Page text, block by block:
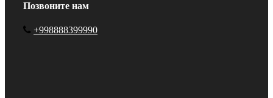
Позвоните нам
+998888399990